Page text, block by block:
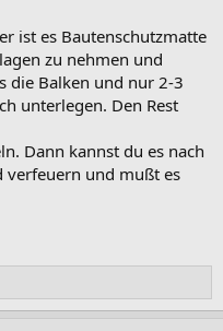
ist es Bautenschutzmatte
zu nehmen und
die Balken und nur 2-3
unterlegen. Den Rest
Dann kannst du es nach
verfeuern und mußt es